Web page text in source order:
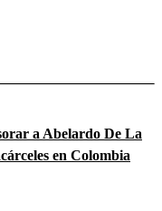
a Abelardo De La
en Colombia